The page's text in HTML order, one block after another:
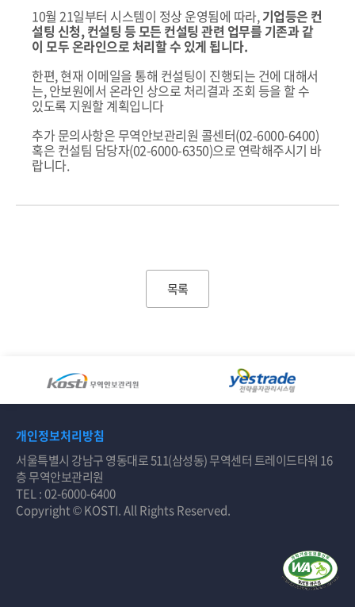
10월 21일부터 시스템이 정상 운영됨에 따라,기업등은 컨
설팅 신청, 컨설팅 등 모든 컨설팅 관련 업무를 기존과 같
이 모두 온라인으로 처리할 수 있게 됩니다.
한편, 현재 이메일을 통해 컨설팅이 진행되는 건에 대해서
는, 안보원에서 온라인 상으로 처리결과 조회 등을 할 수
있도록 지원할 계획입니다
추가 문의사항은 무역안보관리원 콜센터(02-6000-6400)
혹은 컨설팀 담당자(02-6000-6350)으로 연락해주시기 바
랍니다.
목록
개인정보처리방침
서울특별시 강남구 영동대로 511(삼성동) 무역센터 트레이드타워 16
층 무역안보관리원
TEL : 02-6000-6400
Copyright © KOSTI. All Rights Reserved.